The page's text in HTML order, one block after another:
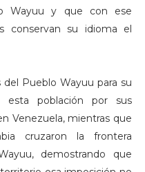
Wayuu y que con ese
conservan su idioma el
Pueblo Wayuu para su
esta población por sus
Venezuela, mientras que
cruzaron la frontera
demostrando que